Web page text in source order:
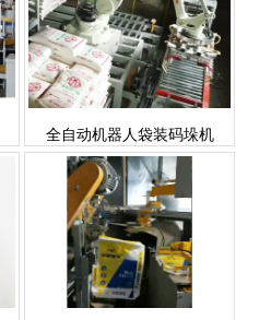
全自动机器人袋装码垛机
全自动机械手插袋机